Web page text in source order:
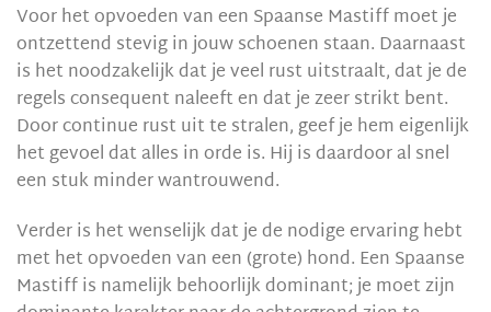
Voor het opvoeden van een Spaanse Mastiff moet je
ontzettend stevig in jouw schoenen staan. Daarnaast
is het noodzakelijk dat je veel rust uitstraalt, dat je de
regels consequent naleeft en dat je zeer strikt bent.
Door continue rust uit te stralen, geef je hem eigenlijk
het gevoel dat alles in orde is. Hij is daardoor al snel
een stuk minder wantrouwend.
Verder is het wenselijk dat je de nodige ervaring hebt
met het opvoeden van een (grote) hond. Een Spaanse
Mastiff is namelijk behoorlijk dominant; je moet zijn